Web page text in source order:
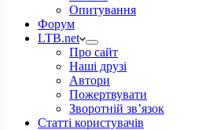
Опитування
Форум
LTB.net
Про сайт
Наші друзі
Автори
Пожертвувати
Зворотній зв’язок
Статті користувачів